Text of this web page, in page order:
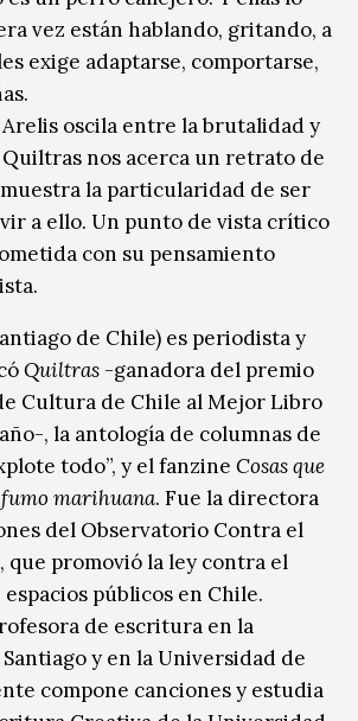
vez están hablando, gritando, a
exige adaptarse, comportarse,
oscila entre la brutalidad y
nos acerca un retrato de
la particularidad de ser
a ello. Un punto de vista crítico
con su pensamiento
de Chile) es periodista y
Quiltras -ganadora del premio
Cultura de Chile al Mejor Libro
, la antología de columnas de
todo”, y el fanzine Cosas que
marihuana. Fue la directora
del Observatorio Contra el
que promovió la ley contra el
espacios públicos en Chile.
de escritura en la
y en la Universidad de
compone canciones y estudia